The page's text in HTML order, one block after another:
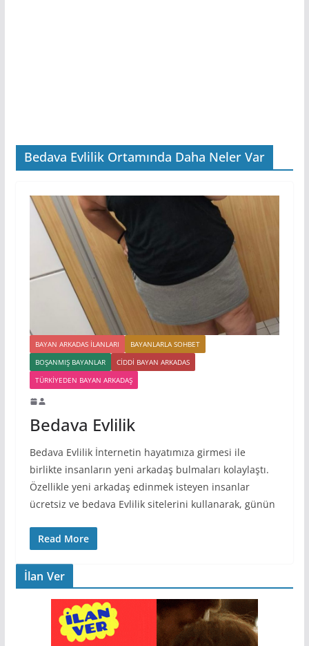
Bedava Evlilik Ortamında Daha Neler Var
BAYAN ARKADAS ILANLARI
BAYANLARLA SOHBET
BOŞANMIŞ BAYANLAR
CIDDI BAYAN ARKADAS
TÜRKIYEDEN BAYAN ARKADAŞ
Bedava Evlilik
Bedava Evlilik İnternetin hayatımıza girmesi ile
birlikte insanların yeni arkadaş bulmaları kolaylaştı.
Özellikle yeni arkadaş edinmek isteyen insanlar
ücretsiz ve bedava Evlilik sitelerini kullanarak, günün
Read More
İlan Ver